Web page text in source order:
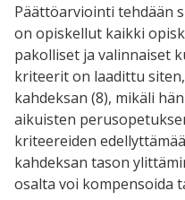
Päättöarviointi tehdään
on opiskellut kaikki
pakolliset ja valinnaiset
kriteerit on laadittu
kahdeksan (8), mikäli
aikuisten
kriteereiden
kahdeksan tason
osalta voi kompensoida